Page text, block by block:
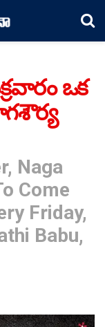
ఒక
Naga
Come
Friday,
Babu,